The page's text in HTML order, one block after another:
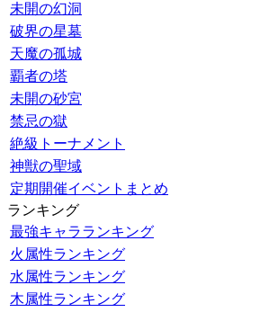
未開の幻洞
破界の星墓
天魔の孤城
覇者の塔
未開の砂宮
禁忌の獄
絶級トーナメント
神獣の聖域
定期開催イベントまとめ
ランキング
最強キャラランキング
火属性ランキング
水属性ランキング
木属性ランキング